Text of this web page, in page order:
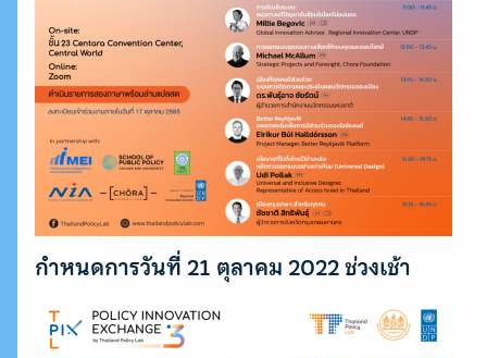
กำหนดการวันที่ 21 ตุลาคม 2022 ช่วงเช้า